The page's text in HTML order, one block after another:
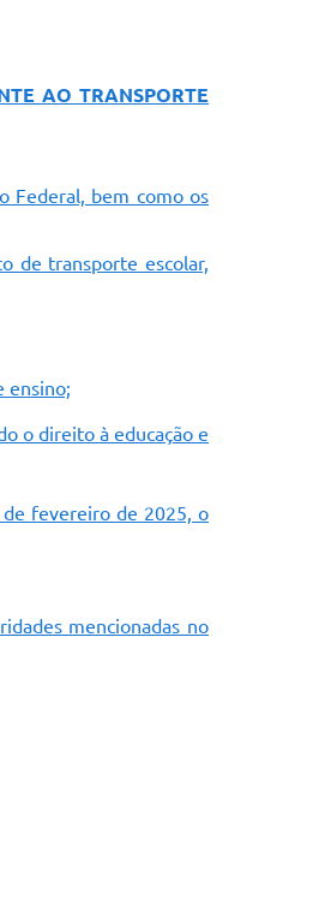
AO TRANSPORTE
Federal, bem como os
de transporte escolar,
ensino;
o direito à educação e
fevereiro de 2025, o
mencionadas no